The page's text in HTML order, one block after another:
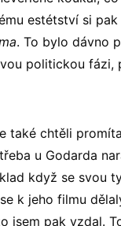
estétství si
. To bylo dávno
politickou fázi,
také chtěli
u Godarda
když se svou
k jeho filmu
jsem pak vzdal.